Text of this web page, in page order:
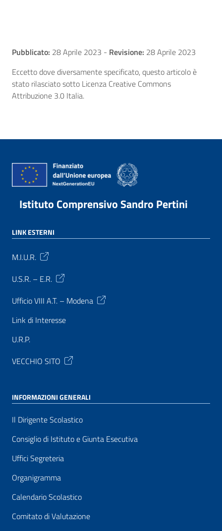
Pubblicato: 28 Aprile 2023 - Revisione: 28 Aprile 2023
Eccetto dove diversamente specificato, questo articolo è
stato rilasciato sotto Licenza Creative Commons
Attribuzione 3.0 Italia.
Istituto Comprensivo Sandro Pertini
LINK ESTERNI
M.I.U.R.
U.S.R. – E.R.
Ufficio VIII A.T. – Modena
Link di Interesse
U.R.P.
VECCHIO SITO
INFORMAZIONI GENERALI
Il Dirigente Scolastico
Consiglio di Istituto e Giunta Esecutiva
Uffici Segreteria
Organigramma
Calendario Scolastico
Comitato di Valutazione